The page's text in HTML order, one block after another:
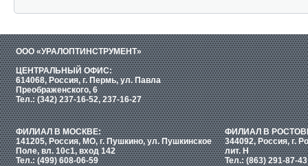
ООО «УРАЛОПТИНСТРУМЕНТ»
ЦЕНТРАЛЬНЫЙ ОФИС:
614068, Россия, г. Пермь, ул. Павла
Преображенского, 6
Тел.: (342) 237-16-52, 237-16-27
ФИЛИАЛ В МОСКВЕ:
141205, Россия, МО, г. Пушкино, ул. Пушкинское
Поле, вл. 10с1, вход 142
Тел.: (499) 608-06-59
ФИЛИАЛ В
344092, Россия, г.
лит. Н
Тел.: (863) 291-87-43